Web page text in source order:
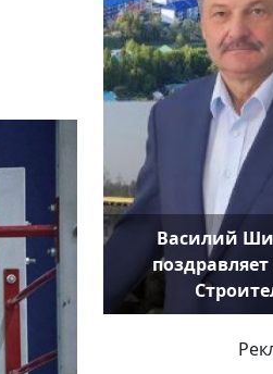
Василий